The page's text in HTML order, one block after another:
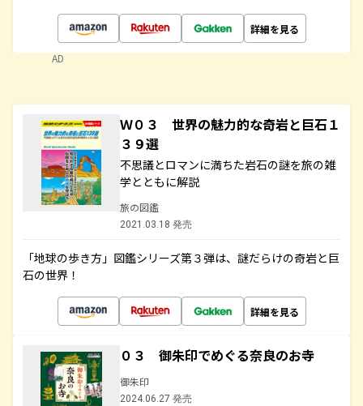
詳細を見る
AD
Ｗ０３ 世界の魅力的な奇岩と巨石１
３９選
不思議とロマンに満ちた岩石の謎を旅の雑
学とともに解説
旅の図鑑
2021.03.18 発売
「地球の歩き方」図鑑シリーズ第３弾は、謎だらけの奇岩と巨
石の世界！
詳細を見る
０３ 御朱印でめぐる奈良のお寺
御朱印
2024.06.27 発売